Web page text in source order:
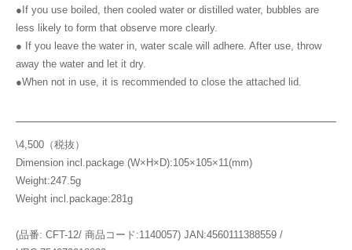
●If you use boiled, then cooled water or distilled water, bubbles are
less likely to form that observe more clearly.
● If you leave the water in, water scale will adhere. After use, throw
away the water and let it dry.
●When not in use, it is recommended to close the attached lid.
\4,500（税抜）
Dimension incl.package (W×H×D):105×105×11(mm)
Weight:247.5g
Weight incl.package:281g
(品番: CFT-12/ 商品コード:1140057) JAN:4560111388559 /